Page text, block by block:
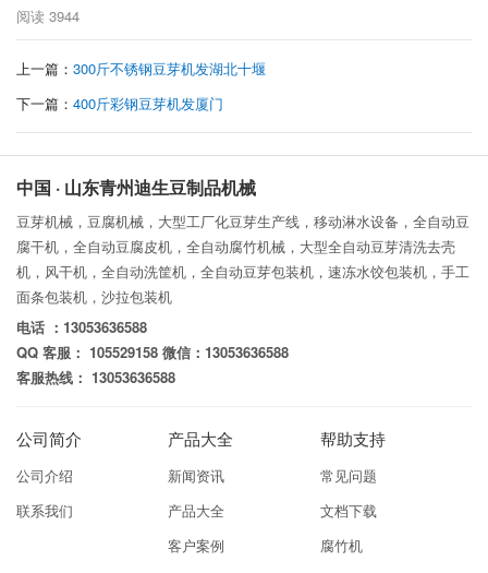
阅读 3944
上一篇： 300斤不锈钢豆芽机发湖北十堰
下一篇： 400斤彩钢豆芽机发厦门
中国 · 山东青州迪生豆制品机械
豆芽机械，豆腐机械，大型工厂化豆芽生产线，移动淋水设备，全自动豆
腐干机，全自动豆腐皮机，全自动腐竹机械，大型全自动豆芽清洗去壳
机，风干机，全自动洗筐机，全自动豆芽包装机，速冻水饺包装机，手工
面条包装机，沙拉包装机
电话 ：13053636588
QQ 客服： 105529158 微信：13053636588
客服热线： 13053636588
公司简介
公司介绍
联系我们
产品大全
新闻资讯
产品大全
客户案例
帮助支持
常见问题
文档下载
腐竹机